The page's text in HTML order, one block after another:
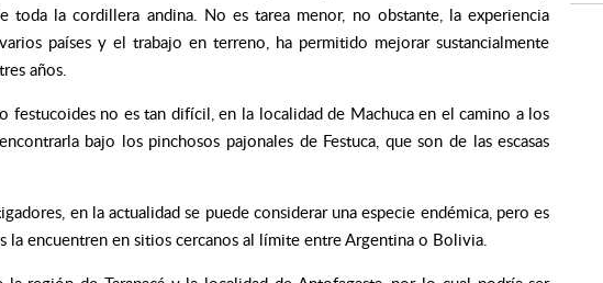
toda la cordillera andina. No es tarea menor, no obstante, la experiencia
países y el trabajo en terreno, ha permitido mejorar sustancialmente
años.
festucoides no es tan difícil, en la localidad de Machuca en el camino a los
bajo los pinchosos pajonales de Festuca, que son de las escasas
en la actualidad se puede considerar una especie endémica, pero es
la encuentren en sitios cercanos al límite entre Argentina o Bolivia.